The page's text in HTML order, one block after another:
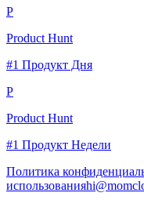
P
Product Hunt
#1 Продукт Дня
P
Product Hunt
#1 Продукт Недели
Политика
использования